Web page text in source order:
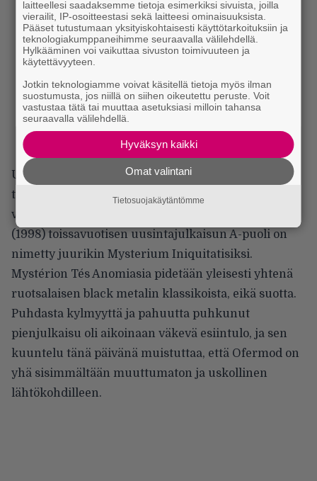
Uuden albumin otsikko on esiintynyt Ofermodin
tuotannossa aiemminkin: yhtyeen ensimmäisen
virallisen julkaisun Mýstérion Tés Anomias -ep:n
(1998) toissavuotisen uusintajulkaisun A-puoli on
nimetty juurikin Mysterium Iniquitatisiksi.
Mystérion Tés Anomiasia pidetään yleisesti yhtenä
ruotsalaisen black metalin klassikoista, eikä suotta.
Puhdasta kylmyyttä ja pahuutta puhkunut
pienjulkaisu oli aikoinaan väkevä esiintulo, ja sen
kuuntelu tänä päivänä muistuttaa, että Ofermod on
yhä sisimmältään muuttumaton ja uskollinen
lähtökohdilleen.
laitteellesi saadaksemme tietoja esimerkiksi sivuista, joilla
vierailit, IP-osoitteestasi sekä laitteesi ominaisuuksista.
Pääset tutustumaan yksityiskohtaisesti käyttötarkoituksiin ja
teknologiakumppaneihimme seuraavalla välilehdellä.
Hylkääminen voi vaikuttaa sivuston toimivuuteen ja
käytettävyyteen.
Jotkin teknologiamme voivat käsitellä tietoja myös ilman
suostumusta, jos niillä on siihen oikeutettu peruste. Voit
vastustaa tätä tai muuttaa asetuksiasi milloin tahansa
seuraavalla välilehdellä.
Hyväksyn kaikki
Omat valintani
Tietosuojakäytäntömme